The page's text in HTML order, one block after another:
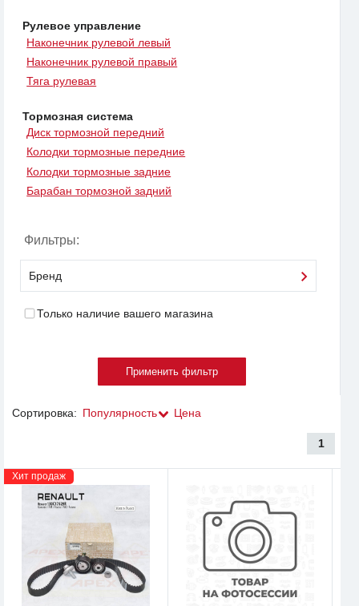
Рулевое управление
Наконечник рулевой левый
Наконечник рулевой правый
Тяга рулевая
Тормозная система
Диск тормозной передний
Колодки тормозные передние
Колодки тормозные задние
Барабан тормозной задний
Фильтры:
Бренд
Только наличие вашего магазина
Сортировка: Популярность Цена
1
Хит продаж